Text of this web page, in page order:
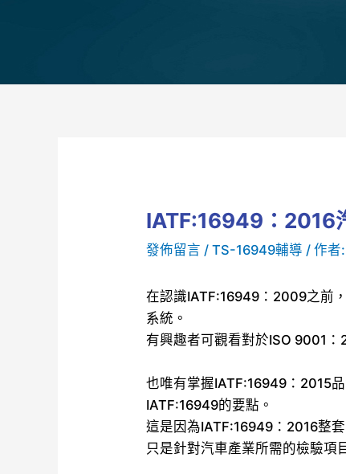
IATF:16949：2016
發佈留言 /TS-16949輔導 / 作者:
在認識IATF:16949：2009之前
系統。
有興趣者可觀看對於ISO 9001：
也唯有掌握IATF:16949：2015
IATF:16949的要點。
這是因為IATF:16949：2016整
只是針對汽車產業所需的檢驗項